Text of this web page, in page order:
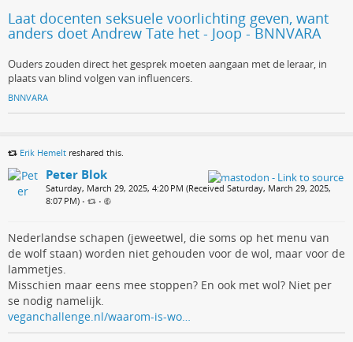
Laat docenten seksuele voorlichting geven, want
anders doet Andrew Tate het - Joop - BNNVARA
Ouders zouden direct het gesprek moeten aangaan met de leraar, in
plaats van blind volgen van influencers.
BNNVARA
Erik Hemelt reshared this.
Peter Blok
Saturday, March 29, 2025, 4:20 PM (Received Saturday, March 29, 2025,
8:07 PM) • •
Nederlandse schapen (jeweetwel, die soms op het menu van
de wolf staan) worden niet gehouden voor de wol, maar voor de
lammetjes.
Misschien maar eens mee stoppen? En ook met wol? Niet per
se nodig namelijk.
veganchallenge.nl/waarom-is-wo…